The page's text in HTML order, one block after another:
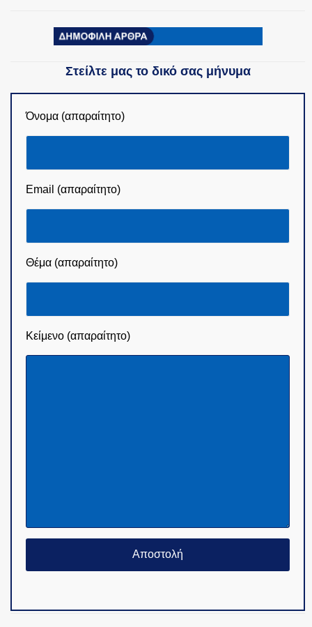
Στείλτε μας το δικό σας μήνυμα
Όνομα (απαραίτητο)
Email (απαραίτητο)
Θέμα (απαραίτητο)
Κείμενο (απαραίτητο)